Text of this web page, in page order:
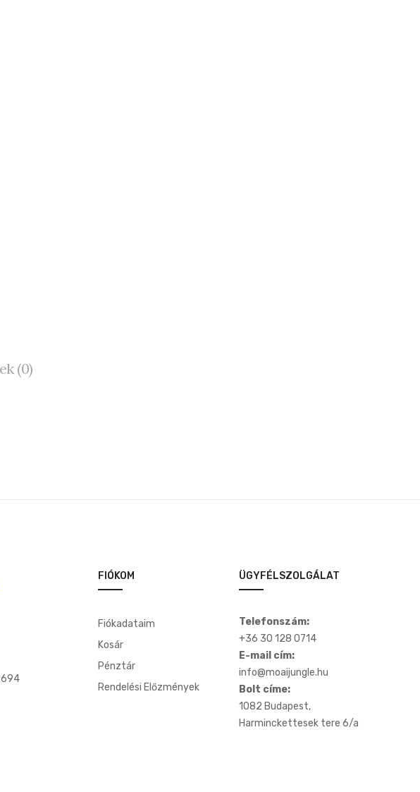
(0)
FIÓKOM
Fiókadataim
Kosár
Pénztár
Rendelési Előzmények
ÜGYFÉLSZOLGÁLAT
Telefonszám:
+36 30 128 0714
E-mail cím:
info@moaijungle.hu
Bolt címe:
1082 Budapest,
Harminckettesek tere 6/a